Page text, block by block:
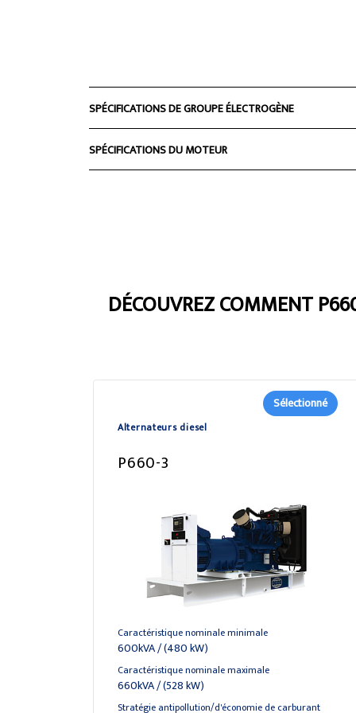
SPÉCIFICATIONS DE GROUPE ÉLECTROGÈNE
SPÉCIFICATIONS DU MOTEUR
DÉCOUVREZ COMMENT
Alternateurs diesel
Sélectionné
P660-3
Caractéristique nominale minimale
600kVA / (480 kW)
Caractéristique nominale maximale
660kVA / (528 kW)
Stratégie antipollution/d'économie de carburant